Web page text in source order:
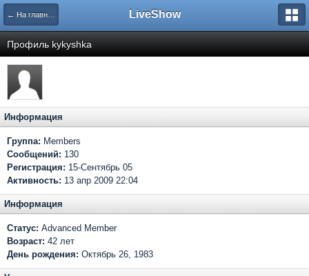
← На главную LiveShow
Профиль kykyshka
Информация
Группа: Members
Сообщений: 130
Регистрация: 15-Сентябрь 05
Активность: 13 апр 2009 22:04
Информация
Статус: Advanced Member
Возраст: 42 лет
День рождения: Октябрь 26, 1983